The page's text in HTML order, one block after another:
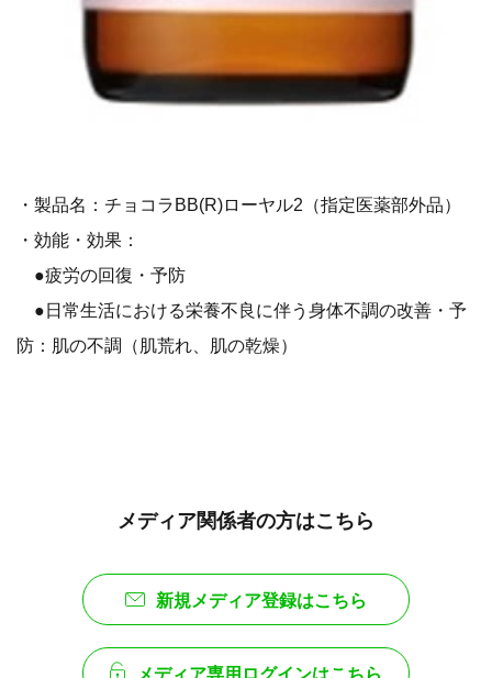
・製品名：チョコラBB(R)ローヤル2（指定医薬部外品）
・効能・効果：
●疲労の回復・予防
●日常生活における栄養不良に伴う身体不調の改善・予
防：肌の不調（肌荒れ、肌の乾燥）
メディア関係者の方はこちら
新規メディア登録はこちら
メディア専用ログインはこちら